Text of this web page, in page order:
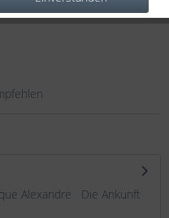
Alexandre Die Ankunft